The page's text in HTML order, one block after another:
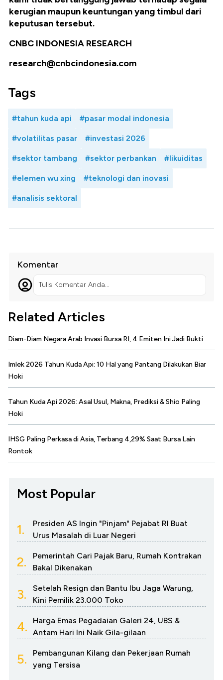
kerugian maupun keuntungan yang timbul dari
keputusan tersebut.
CNBC INDONESIA RESEARCH
research@cnbcindonesia.com
Tags
#tahun kuda api #pasar modal indonesia
#volatilitas pasar #investasi 2026
#sektor tambang #sektor perbankan #likuiditas
#elemen wu xing #teknologi dan inovasi
#analisis sektoral
Komentar
Tulis Komentar Anda...
Related Articles
Diam-Diam Negara Arab Invasi Bursa RI, 4 Emiten Ini Jadi Bukti
Imlek 2026 Tahun Kuda Api: 10 Hal yang Pantang Dilakukan Biar
Hoki
Tahun Kuda Api 2026: Asal Usul, Makna, Prediksi & Shio Paling
Hoki
IHSG Paling Perkasa di Asia, Terbang 4,29% Saat Bursa Lain
Rontok
Most Popular
1.
Presiden AS Ingin "Pinjam" Pejabat RI Buat
Urus Masalah di Luar Negeri
2.
Pemerintah Cari Pajak Baru, Rumah Kontrakan
Bakal Dikenakan
3.
Setelah Resign dan Bantu Ibu Jaga Warung,
Kini Pemilik 23.000 Toko
4.
Harga Emas Pegadaian Galeri 24, UBS &
Antam Hari Ini Naik Gila-gilaan
5.
Pembangunan Kilang dan Pekerjaan Rumah
yang Tersisa